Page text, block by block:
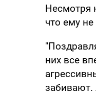
Несмотря
что ему
них все
забивают.